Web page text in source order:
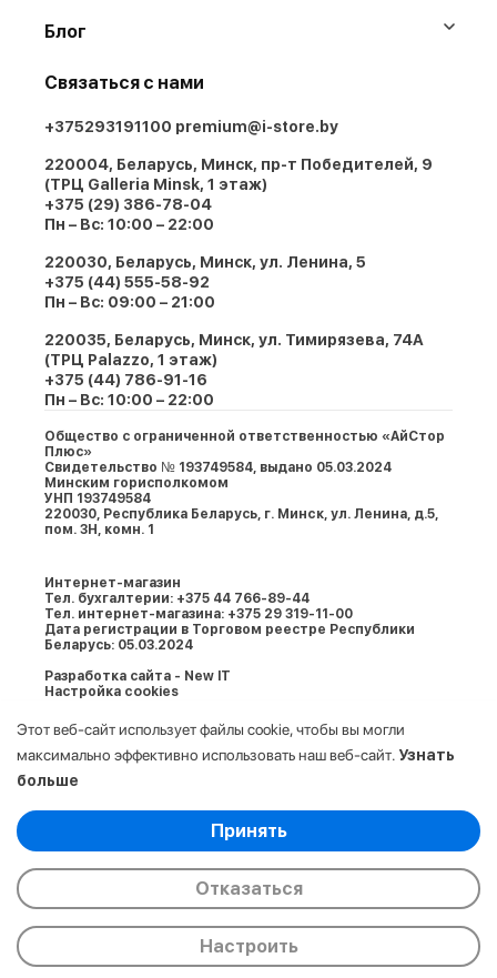
Блог
Связаться с нами
+375293191100 premium@i-store.by
220004, Беларусь, Минск, пр-т Победителей, 9
(ТРЦ Galleria Minsk, 1 этаж)
+375 (29) 386-78-04
Пн – Вс: 10:00 – 22:00
220030, Беларусь, Минск, ул. Ленина, 5
+375 (44) 555-58-92
Пн – Вс: 09:00 – 21:00
220035, Беларусь, Минск, ул. Тимирязева, 74A
(ТРЦ Palazzo, 1 этаж)
+375 (44) 786-91-16
Пн – Вс: 10:00 – 22:00
Общество с ограниченной ответственностью «АйСтор
Плюс»
Свидетельство № 193749584, выдано 05.03.2024
Минским горисполкомом
УНП 193749584
220030, Республика Беларусь, г. Минcк, ул. Ленина, д.5,
пом. 3Н, комн. 1
Интернет-магазин
Тел. бухгалтерии: +375 44 766-89-44
Тел. интернет-магазина: +375 29 319-11-00
Дата регистрации в Торговом реестре Республики
Беларусь: 05.03.2024
Разработка сайта - New IT
Настройка cookies
193749584. Все права защищены.
Главная Каталог Корзина Избранные Сравнение
Этот веб-сайт использует файлы cookie, чтобы вы могли
максимально эффективно использовать наш веб-сайт. Узнать
больше
Выберите настройки cookie
Аналитические/Функциональные
Принять
Отказаться
Настроить